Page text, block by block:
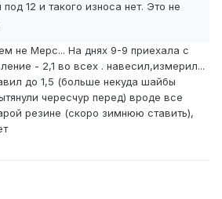
12 и такого износа нет. Это не
не Мерс... На днях 9-9 приехала с
- 2,1 во всех . навесил,измерил...
до 1,5 (больше некуда шайбы
чересчур перед) вроде все
резине (скоро зимнюю ставить),